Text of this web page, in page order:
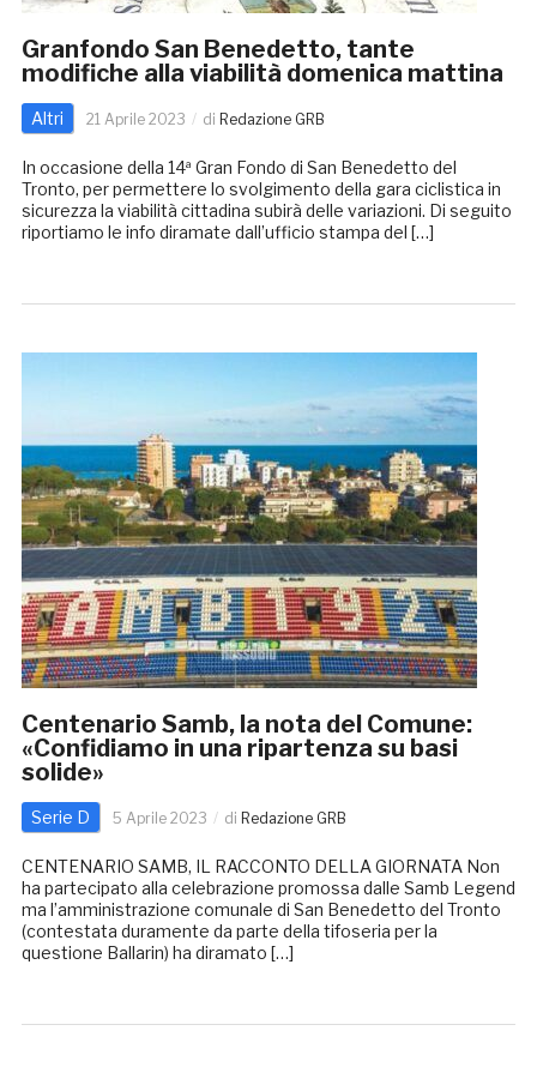
Granfondo San Benedetto, tante
modifiche alla viabilità domenica mattina
Altri 21 Aprile 2023 di Redazione GRB
In occasione della 14ª Gran Fondo di San Benedetto del
Tronto, per permettere lo svolgimento della gara ciclistica in
sicurezza la viabilità cittadina subirà delle variazioni. Di seguito
riportiamo le info diramate dall’ufficio stampa del […]
Centenario Samb, la nota del Comune:
«Confidiamo in una ripartenza su basi
solide»
Serie D 5 Aprile 2023 di Redazione GRB
CENTENARIO SAMB, IL RACCONTO DELLA GIORNATA Non
ha partecipato alla celebrazione promossa dalle Samb Legend
ma l’amministrazione comunale di San Benedetto del Tronto
(contestata duramente da parte della tifoseria per la
questione Ballarin) ha diramato […]